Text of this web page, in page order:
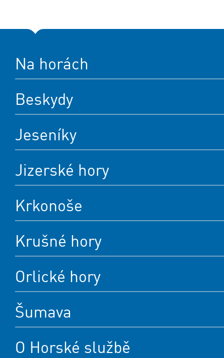
Na horách
Beskydy
Jeseníky
Jizerské hory
Krkonoše
Krušné hory
Orlické hory
Šumava
O Horské službě